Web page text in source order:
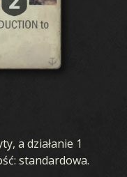
a działanie 1
standardowa.